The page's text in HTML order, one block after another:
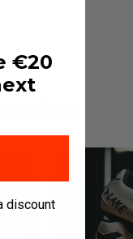
€20
discount